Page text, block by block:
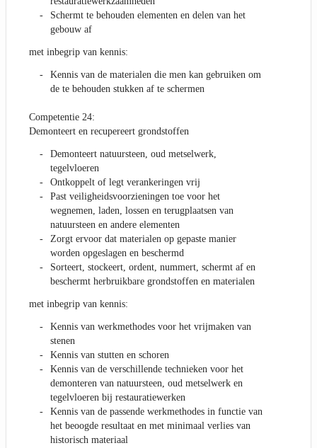
Schermt te behouden elementen en delen van het
gebouw af
met inbegrip van kennis:
Kennis van de materialen die men kan gebruiken om
de te behouden stukken af te schermen
Competentie 24:
Demonteert en recupereert grondstoffen
Demonteert natuursteen, oud metselwerk,
tegelvloeren
Ontkoppelt of legt verankeringen vrij
Past veiligheidsvoorzieningen toe voor het
wegnemen, laden, lossen en terugplaatsen van
natuursteen en andere elementen
Zorgt ervoor dat materialen op gepaste manier
worden opgeslagen en beschermd
Sorteert, stockeert, ordent, nummert, schermt af en
beschermt herbruikbare grondstoffen en materialen
met inbegrip van kennis:
Kennis van werkmethodes voor het vrijmaken van
stenen
Kennis van stutten en schoren
Kennis van de verschillende technieken voor het
demonteren van natuursteen, oud metselwerk en
tegelvloeren bij restauratiewerken
Kennis van de passende werkmethodes in functie van
het beoogde resultaat en met minimaal verlies van
historisch materiaal